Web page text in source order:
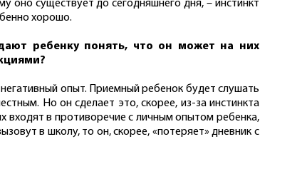
оно существует до сегодняшнего дня, – инстинкт
хорошо.
ребенку понять, что он может на них
опыт. Приемный ребенок будет слушать
Но он сделает это, скорее, из-за инстинкта
входят в противоречие с личным опытом ребенка,
в школу, то он, скорее, «потеряет» дневник с